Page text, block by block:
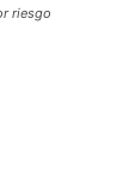
riesgo